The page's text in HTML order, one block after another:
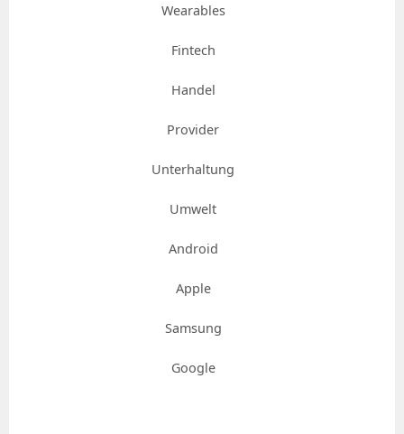
Wearables
Fintech
Handel
Provider
Unterhaltung
Umwelt
Android
Apple
Samsung
Google